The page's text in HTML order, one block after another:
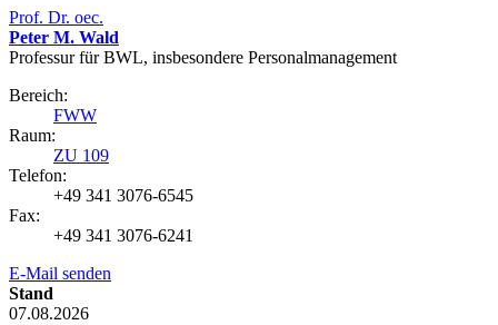
Prof. Dr. oec.
Peter M. Wald
Professur für BWL, insbesondere Personalmanagement
Bereich:
FWW
Raum:
ZU 109
Telefon:
+49 341 3076-6545
Fax:
+49 341 3076-6241
E-Mail senden
Stand
07.08.2026